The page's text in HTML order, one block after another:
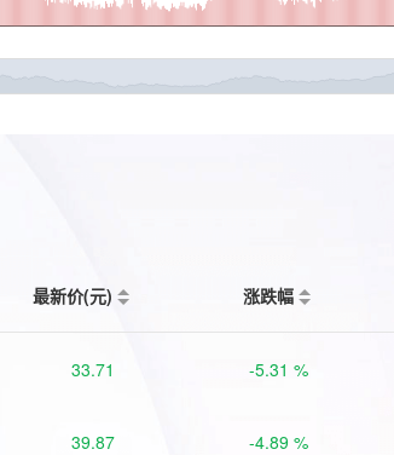
最新价(元) 涨跌幅
33.71 -5.31 %
39.87 -4.89 %